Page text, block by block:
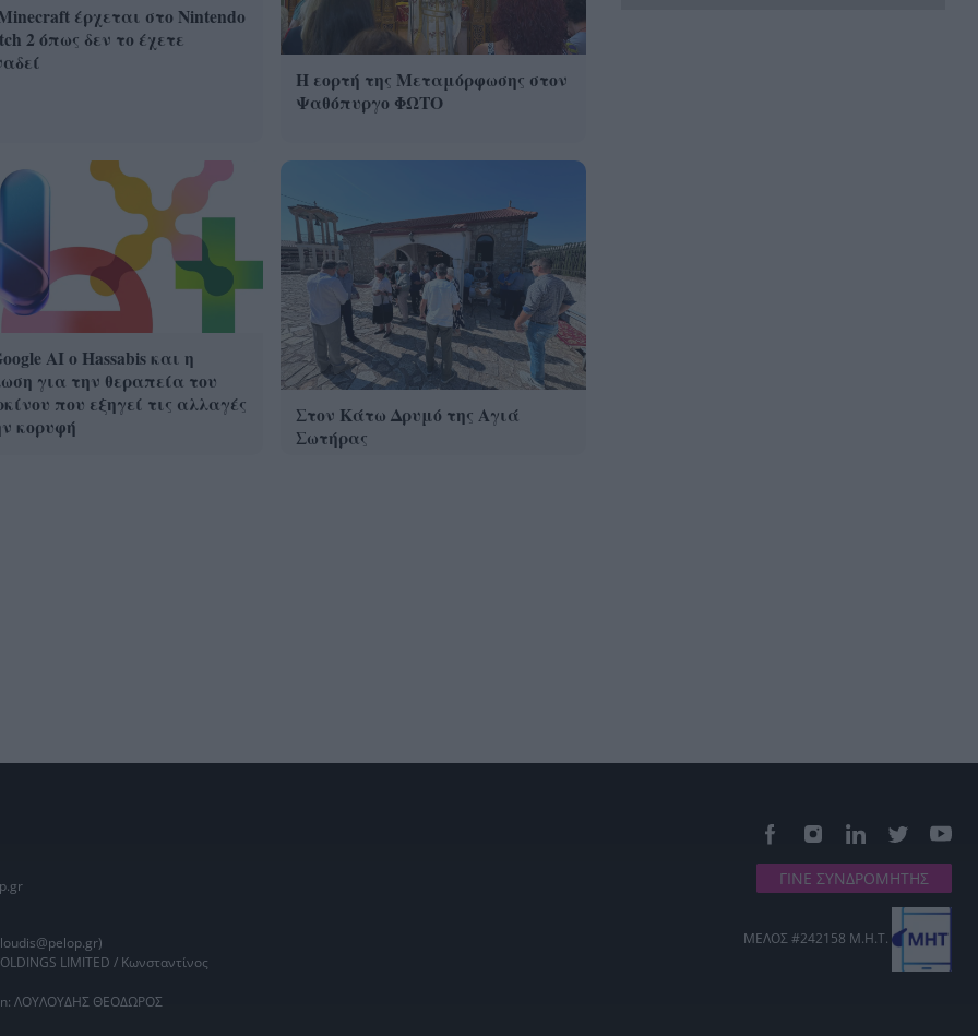
έρχεται στο Nintendo
2 όπως δεν το έχετε
Η εορτή της Μεταμόρφωσης στον
Ψαθόπυργο ΦΩΤΟ
ΑΙ ο Hassabis και η
για την θεραπεία του
που εξηγεί τις αλλαγές
κορυφή
Στον Κάτω Δρυμό της Αγιά
Σωτήρας
LIMITED / Κωνσταντίνος
ΛΟΥΛΟΥΔΗΣ ΘΕΟΔΩΡΟΣ
ΓΙΝΕ ΣΥΝΔΡΟΜΗΤΗΣ
ΜΕΛΟΣ #242158 Μ.Η.Τ.